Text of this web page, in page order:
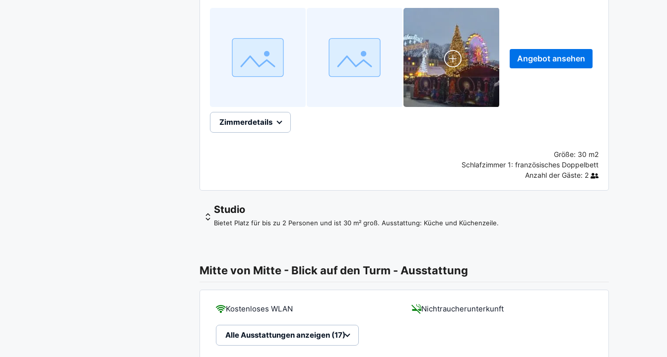
Angebot ansehen
Zimmerdetails
Größe: 30 m2
Schlafzimmer 1: französisches Doppelbett
Anzahl der Gäste: 2
Studio
Bietet Platz für bis zu 2 Personen und ist 30 m² groß. Ausstattung: Küche und Küchenzeile.
Mitte von Mitte - Blick auf den Turm - Ausstattung
Kostenloses WLAN Nichtraucherunterkunft
Alle Ausstattungen anzeigen (17)